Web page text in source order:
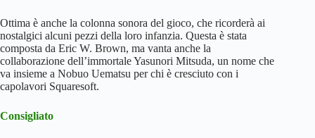
Ottima è anche la colonna sonora del gioco, che ricorderà ai
nostalgici alcuni pezzi della loro infanzia. Questa è stata
composta da Eric W. Brown, ma vanta anche la
collaborazione dell’immortale Yasunori Mitsuda, un nome che
va insieme a Nobuo Uematsu per chi è cresciuto con i
capolavori Squaresoft.
Consigliato